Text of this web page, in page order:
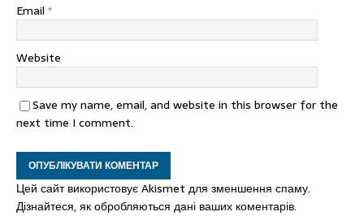
Email *
Website
Save my name, email, and website in this browser for the
next time I comment.
Цей сайт використовує Akismet для зменшення спаму.
Дізнайтеся, як обробляються дані ваших коментарів.